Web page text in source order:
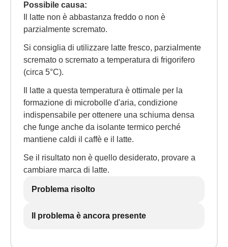
Possibile causa:
Il latte non è abbastanza freddo o non è
parzialmente scremato.
Si consiglia di utilizzare latte fresco, parzialmente
scremato o scremato a temperatura di frigorifero
(circa 5°C).
Il latte a questa temperatura è ottimale per la
formazione di microbolle d'aria, condizione
indispensabile per ottenere una schiuma densa
che funge anche da isolante termico perché
mantiene caldi il caffè e il latte.
Se il risultato non è quello desiderato, provare a
cambiare marca di latte.
Problema risolto
Il problema è ancora presente